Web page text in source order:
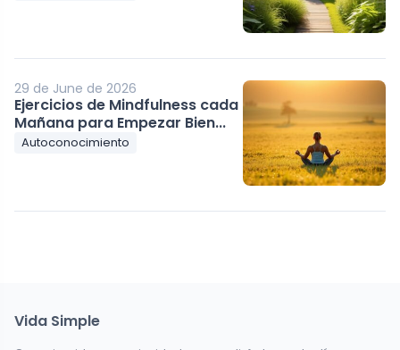
29 de June de 2026
Ejercicios de Mindfulness cada
Mañana para Empezar Bien...
Autoconocimiento
Vida Simple